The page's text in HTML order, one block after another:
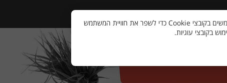
אנו משתמשים בקובצי Cookie כדי לשפר את חוויית המשתמש
בקובצי עוגיות.